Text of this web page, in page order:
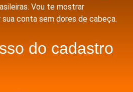
Vou te mostrar
conta sem dores de cabeça.
do cadastro